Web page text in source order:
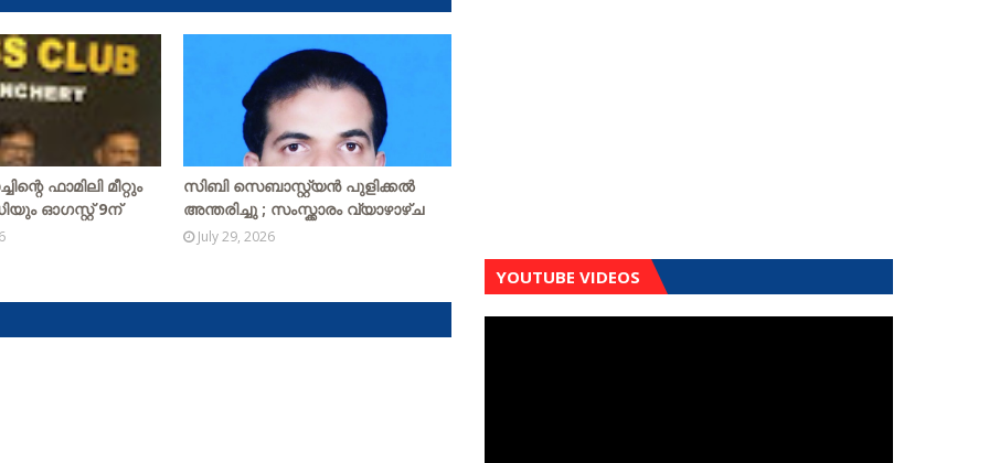
ഫാമിലി മീറ്റും
ഓഗസ്റ്റ് 9ന്
സിബി സെബാസ്റ്റ്യന്‍ പുളിക്കല്‍
അന്തരിച്ചു ; സംസ്ക്കാരം വ്യാഴാഴ്ച
July 29, 2026
YOUTUBE VIDEOS